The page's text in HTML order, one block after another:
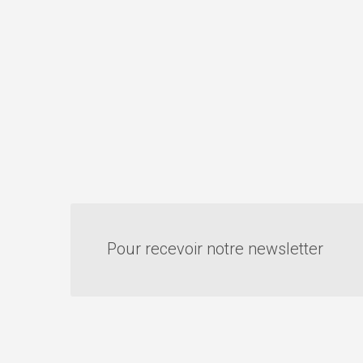
Pour recevoir notre newsletter